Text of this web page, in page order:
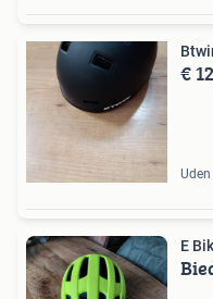
€
Uden
E